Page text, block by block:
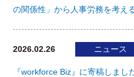
の関係性」から人事労務を考え
2026.02.26 ニュース
『workforce Biz』に寄稿しま